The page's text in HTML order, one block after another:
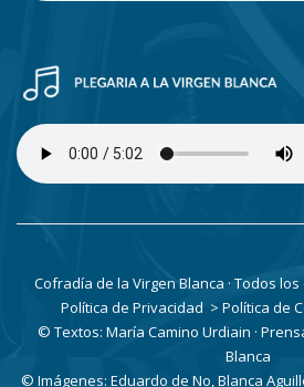
Cofradía de la Virgen Blanca · Todos
Política de Privacidad > Política de
© Textos: María Camino Urdiain ·
Blanca
© Imágenes: Eduardo de No, Blanca